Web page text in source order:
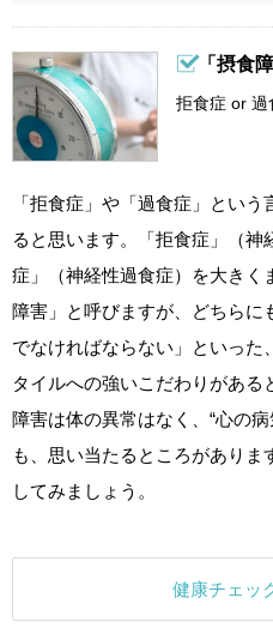
「摂食
拒食症 or
「拒食症」や「過食症」とい
ると思います。「拒食症」（神
症」（神経性過食症）を大きく
障害」と呼びますが、どちらに
でなければならない」といった
タイルへの強いこだわりがあ
障害は体の異常はなく、“心の
も、思い当たるところがあり
してみましょう。
健康チェッ